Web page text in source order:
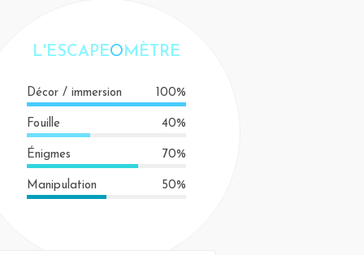
L'ESCAPEOMÈTRE
Décor / immersion 100%
Fouille 40%
Énigmes 70%
Manipulation 50%